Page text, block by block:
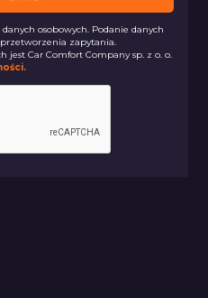
osobowych. Podanie danych
zapytania.
jest Car Comfort Company sp. z o. o.